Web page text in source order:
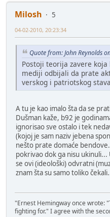
Milosh
5
04-02-2010, 20:23:34
Quote from: John Reynolds
Postoji teorija zavere koja
mediji odbijali da prate
verskog i patriotskog
A tu je kao imalo šta da se
Dušman kaže, b92 je
ignorisao sve ostalo i tek
(kojoj je sam naziv jebena
nešto prate domaće
pokrivao dok ga nisu ukinuli...
se ovi (ideološki) odvratni
znam šta su samo toliko
"Ernest Hemingway once wrote:
fighting for." I agree with the